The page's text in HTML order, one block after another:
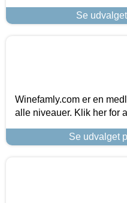
Se
Winefamly.com er en
alle niveauer. Klik her for
Se udvalget